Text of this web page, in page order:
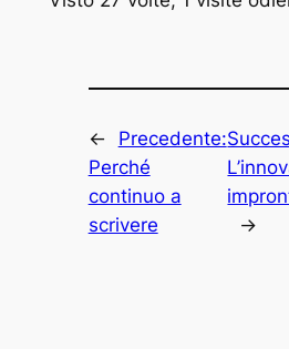
←
Precedente:
Perché
continuo a
scrivere
→